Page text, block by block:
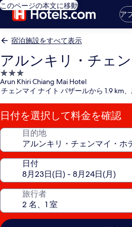
このページの本文に移動
ア
宿泊施設をすべて表示
アルンキリ・チェ
3.0
つ
星
宿
泊
施
Arun Khiri Chiang Mai Hotel
チェンマイ ナイト バザールから 1.9 km
日付を選択して料金を確認
目的地
日付
旅行者